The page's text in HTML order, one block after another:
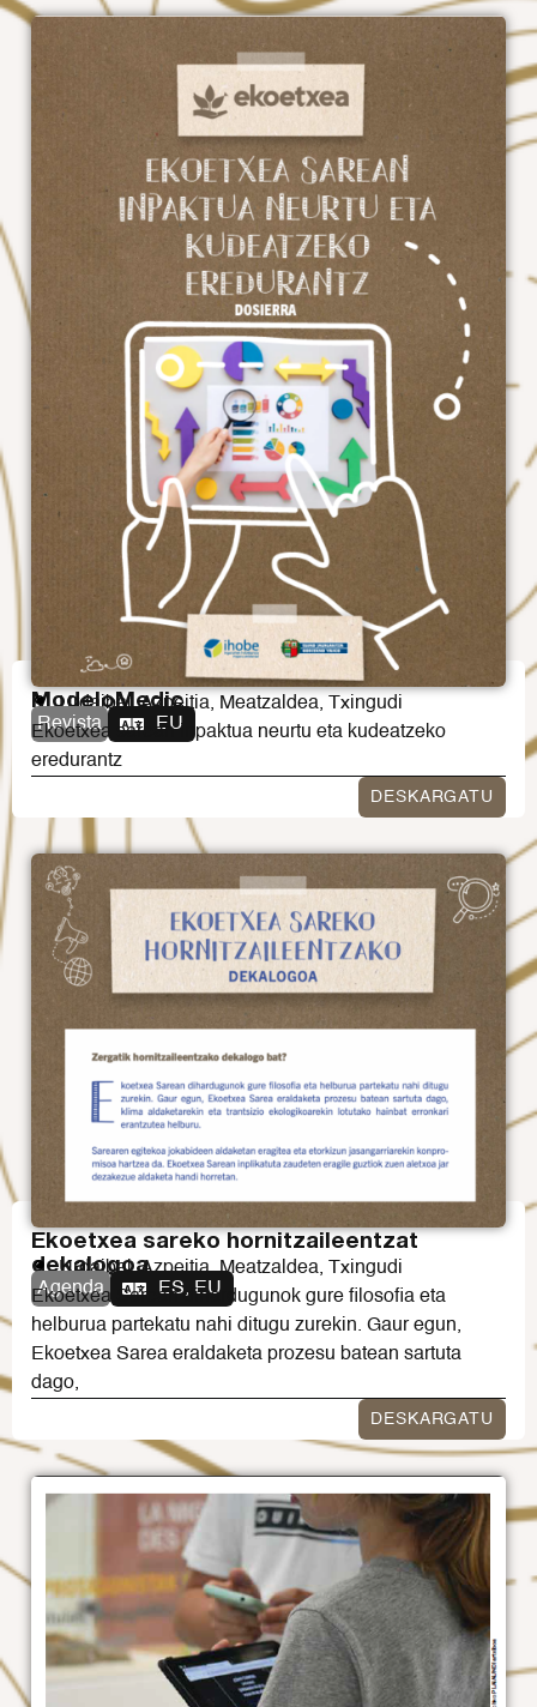
ModeloMedic
Urdaibai, Azpeitia, Meatzaldea, Txingudi
Revista
EU
Ekoetxea sarean inpaktua neurtu eta kudeatzeko
eredurantz
DESKARGATU
Ekoetxea sareko hornitzaileentzat
dekalogoa
Urdaibai, Azpeitia, Meatzaldea, Txingudi
Agenda
ES, EU
Ekoetxea Sarean dihardugunok gure filosofia eta
helburua partekatu nahi ditugu zurekin. Gaur egun,
Ekoetxea Sarea eraldaketa prozesu batean sartuta
dago,
DESKARGATU